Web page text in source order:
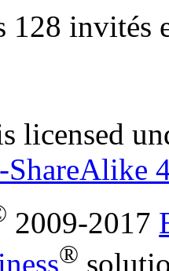
128 invités
licensed
2009-2017
®